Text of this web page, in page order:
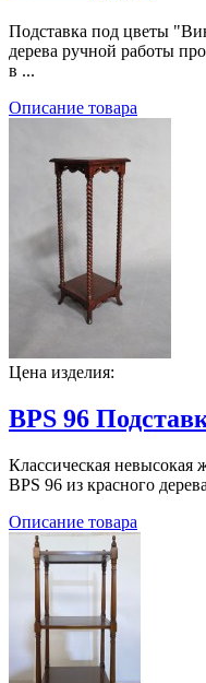
Подставка под цветы
дерева ручной работы
в ...
Описание товара
Цена изделия:
BPS 96
Классическая невысокая
BPS 96 из красного
Описание товара